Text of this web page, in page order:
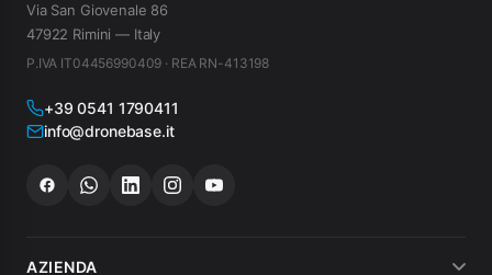
Via San Giovenale 86
47922 Rimini — Italy
P.IVA IT04456990409 · REA RN-413198
+39 0541 1790411
info@dronebase.it
AZIENDA